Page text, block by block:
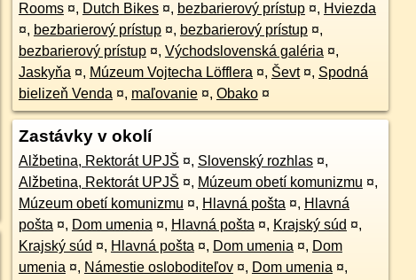
Rooms ¤, Dutch Bikes ¤, bezbarierový prístup ¤, Hviezda
¤, bezbarierový prístup ¤, bezbarierový prístup ¤,
bezbarierový prístup ¤, Východslovenská galéria ¤,
Jaskyňa ¤, Múzeum Vojtecha Löfflera ¤, Ševt ¤, Spodná
bielizeň Venda ¤, maľovanie ¤, Obako ¤
Zastávky v okolí
Alžbetina, Rektorát UPJŠ ¤, Slovenský rozhlas ¤,
Alžbetina, Rektorát UPJŠ ¤, Múzeum obetí komunizmu ¤,
Múzeum obetí komunizmu ¤, Hlavná pošta ¤, Hlavná
pošta ¤, Dom umenia ¤, Hlavná pošta ¤, Krajský súd ¤,
Krajský súd ¤, Hlavná pošta ¤, Dom umenia ¤, Dom
umenia ¤, Námestie osloboditeľov ¤, Dom umenia ¤,